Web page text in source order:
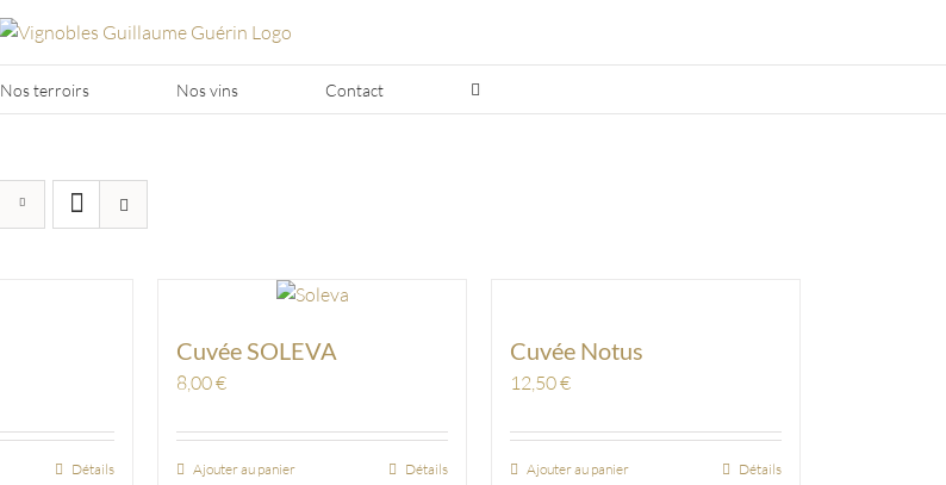
Nos terroirs Nos vins Contact
Détails
Cuvée SOLEVA
8,00€
Ajouter au panier Détails
Cuvée Notus
12,50€
Ajouter au panier Détails